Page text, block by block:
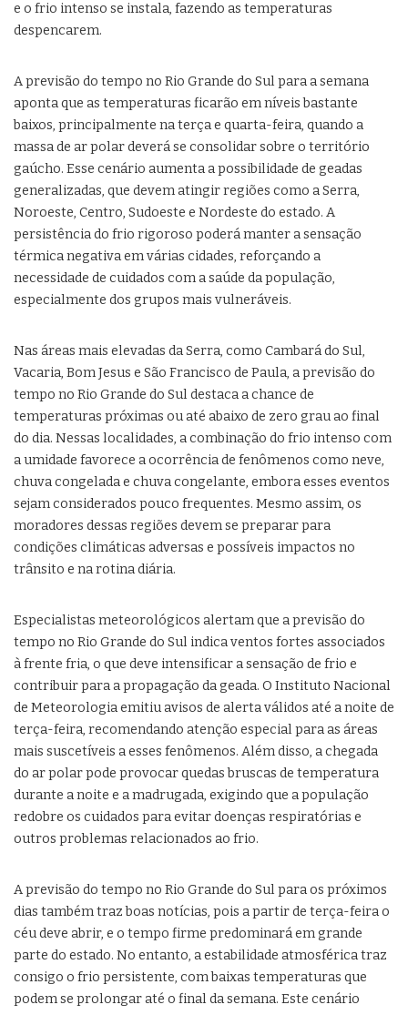
e o frio intenso se instala, fazendo as temperaturas
despencarem.
A previsão do tempo no Rio Grande do Sul para a semana
aponta que as temperaturas ficarão em níveis bastante
baixos, principalmente na terça e quarta-feira, quando a
massa de ar polar deverá se consolidar sobre o território
gaúcho. Esse cenário aumenta a possibilidade de geadas
generalizadas, que devem atingir regiões como a Serra,
Noroeste, Centro, Sudoeste e Nordeste do estado. A
persistência do frio rigoroso poderá manter a sensação
térmica negativa em várias cidades, reforçando a
necessidade de cuidados com a saúde da população,
especialmente dos grupos mais vulneráveis.
Nas áreas mais elevadas da Serra, como Cambará do Sul,
Vacaria, Bom Jesus e São Francisco de Paula, a previsão do
tempo no Rio Grande do Sul destaca a chance de
temperaturas próximas ou até abaixo de zero grau ao final
do dia. Nessas localidades, a combinação do frio intenso com
a umidade favorece a ocorrência de fenômenos como neve,
chuva congelada e chuva congelante, embora esses eventos
sejam considerados pouco frequentes. Mesmo assim, os
moradores dessas regiões devem se preparar para
condições climáticas adversas e possíveis impactos no
trânsito e na rotina diária.
Especialistas meteorológicos alertam que a previsão do
tempo no Rio Grande do Sul indica ventos fortes associados
à frente fria, o que deve intensificar a sensação de frio e
contribuir para a propagação da geada. O Instituto Nacional
de Meteorologia emitiu avisos de alerta válidos até a noite de
terça-feira, recomendando atenção especial para as áreas
mais suscetíveis a esses fenômenos. Além disso, a chegada
do ar polar pode provocar quedas bruscas de temperatura
durante a noite e a madrugada, exigindo que a população
redobre os cuidados para evitar doenças respiratórias e
outros problemas relacionados ao frio.
A previsão do tempo no Rio Grande do Sul para os próximos
dias também traz boas notícias, pois a partir de terça-feira o
céu deve abrir, e o tempo firme predominará em grande
parte do estado. No entanto, a estabilidade atmosférica traz
consigo o frio persistente, com baixas temperaturas que
podem se prolongar até o final da semana. Este cenário